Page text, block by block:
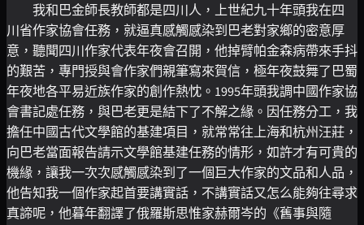
我和巴金師長教師都是四川人，上世紀九十年頭我在四
川省作家協會任務，就逼真感觸感染到巴老對家鄉的密意厚
意，聽聞四川作家代表年夜會召開，他掉臂帕金森病帶來手抖
的艱苦，專門授與會作家們親筆寫來賀信，極年夜鼓舞了巴蜀
年夜地各平易近族作家的創作熱忱。1995年頭我調中國作家協
會書記處任務，與巴老更是結下了不解之緣。因任務分工，我
擔任中國古代文學館的基建項目，就常常往上海和杭州汪莊，
向巴老當面報告請示文學館基建任務的情形，如許才有可貴的
機緣，讓我一次次感觸感染到了一個巨大作家的文品和人品，
他告知我一個作家起首要講實話，不講實話又怎么能夠往尋求
真諦呢，他暮年翻譯了俄羅斯思惟家赫爾岑的《舊事與隨